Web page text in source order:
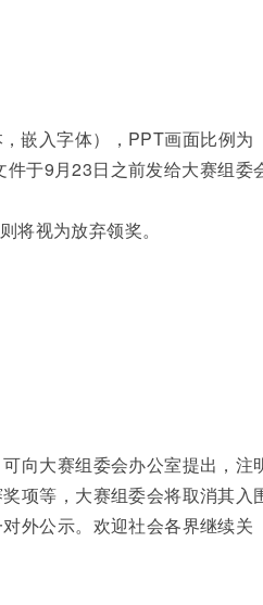
嵌入字体），PPT画面比例为
于9月23日之前发给大赛组委
将视为放弃领奖。
向大赛组委会办公室提出，注
项等，大赛组委会将取消其入
外公示。欢迎社会各界继续关